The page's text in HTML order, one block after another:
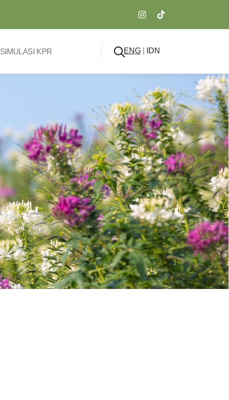
SIMULASI KPR ENG| IDN